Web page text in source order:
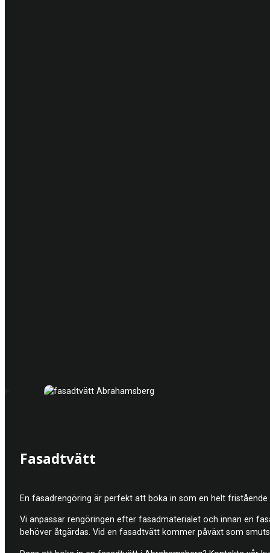
Fasadtvätt
En fasadrengöring är perfekt att boka in som en helt
Vi anpassar rengöringen efter fasadmaterialet och innan en
behöver åtgärdas. Vid en fasadtvätt kommer påväxt som